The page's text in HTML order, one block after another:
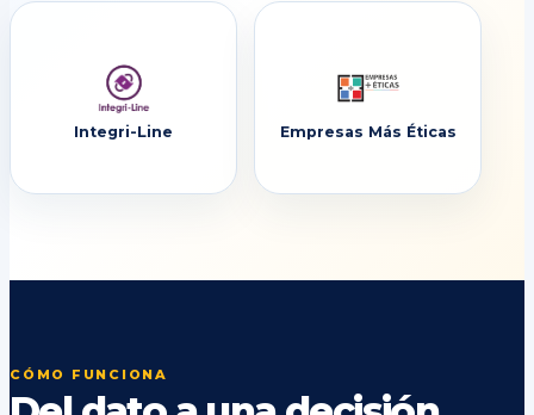
Integri-Line Empresas Más Éticas
CÓMO FUNCIONA